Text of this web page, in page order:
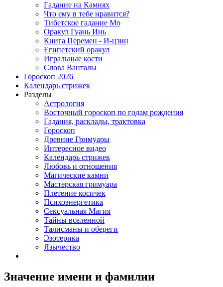
Гадание на Камнях
Что ему в тебе нравится?
Тибетское гадание Мо
Оракул Гуань Инь
Книга Перемен - И-цзин
Египетский оракул
Игральные кости
Слова Ванталы
Гороскоп 2026
Календарь стрижек
Разделы
Астрология
Восточный гороскоп по годам рождения
Гадания, расклады, трактовка
Гороскоп
Древние Гримуары
Интересное видео
Календарь стрижек
Любовь и отношения
Магические камни
Мастерская гримуара
Плетение косичек
Психоэнергетика
Сексуальная Магия
Тайны вселенной
Талисманы и обереги
Эзотерика
Язычество
Значение имени и фамилии